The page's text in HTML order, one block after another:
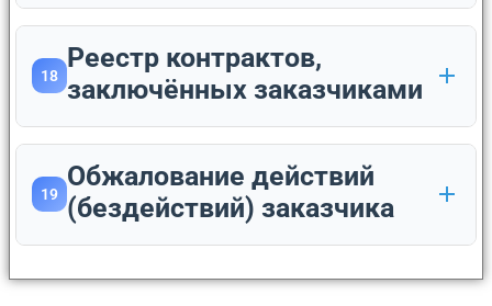
18
Реестр контрактов,
заключённых заказчиками
19
Обжалование действий
(бездействий) заказчика